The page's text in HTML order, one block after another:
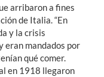
arribaron a fines
de Italia. “En
y la crisis
eran mandados por
qué comer.
en 1918 llegaron